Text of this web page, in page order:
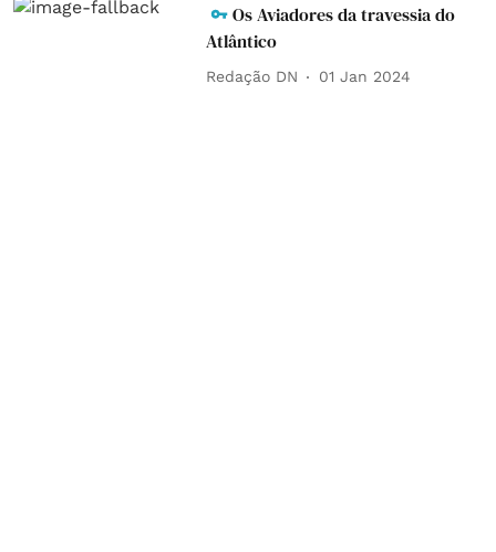
Os Aviadores da travessia do
Atlântico
Redação DN 01 Jan 2024